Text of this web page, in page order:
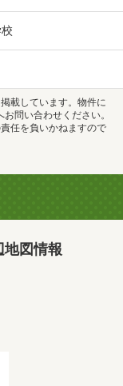
載しています。物件に
問い合わせください。
任を負いかねますので
地図情報